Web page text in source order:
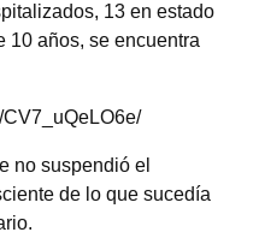
13 en estado
10 años, se encuentra
no suspendió el
de lo que sucedía